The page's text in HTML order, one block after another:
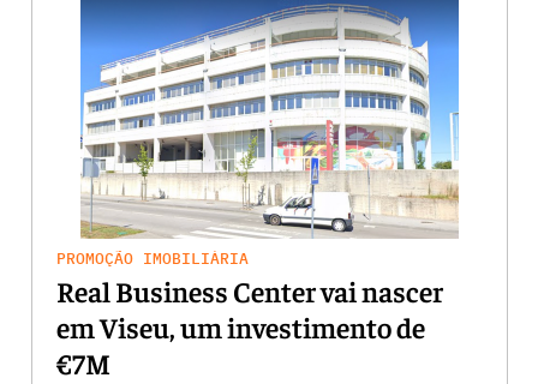
PROMOÇÃO IMOBILIÁRIA
Real Business Center vai nascer
em Viseu, um investimento de
€7M